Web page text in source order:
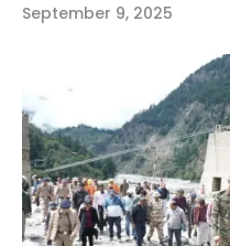
September 9, 2025